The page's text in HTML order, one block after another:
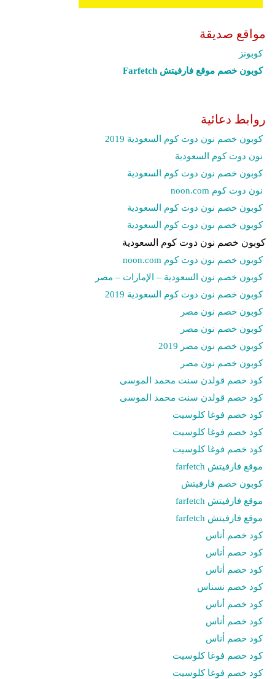
مواقع صديقة
كوبونز
كوبون خصم موقع فارفيتش Farfetch‎
روابط دعائية
كوبون خصم نون دوت كوم السعودية 2019
نون دوت كوم السعودية
كوبون خصم نون دوت كوم السعودية
نون دوت كوم noon.com
كوبون خصم نون دوت كوم السعودية
كوبون خصم نون دوت كوم السعودية
كوبون خصم نون دوت كوم السعودية
كوبون خصم نون دوت كوم noon.com
كوبون خصم نون السعودية – الإمارات – مصر
كوبون خصم نون دوت كوم السعودية 2019
كوبون خصم نون مصر
كوبون خصم نون مصر
كوبون خصم نون مصر 2019
كوبون خصم نون مصر
كود خصم قولدن سنت محمد الموسى
كود خصم قولدن سنت محمد الموسى
كود خصم فوغا كلوسيت
كود خصم فوغا كلوسيت
كود خصم فوغا كلوسيت
موقع فارفيتش farfetch
كوبون خصم فارفيتش
موقع فارفيتش farfetch
موقع فارفيتش farfetch
كود خصم أناس
كود خصم أناس
كود خصم أناس
كود خصم نسناس
كود خصم أناس
كود خصم أناس
كود خصم أناس
كود خصم فوغا كلوسيت
كود خصم فوغا كلوسيت